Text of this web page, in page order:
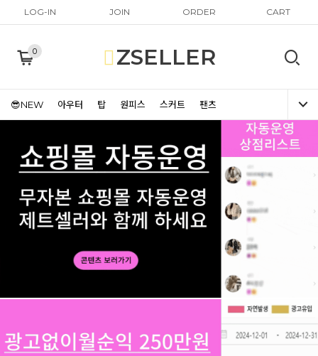
LOG-IN JOIN ORDER CART
0 ZSELLER
😎NEW 아우터 탑 원피스 스커트 팬츠